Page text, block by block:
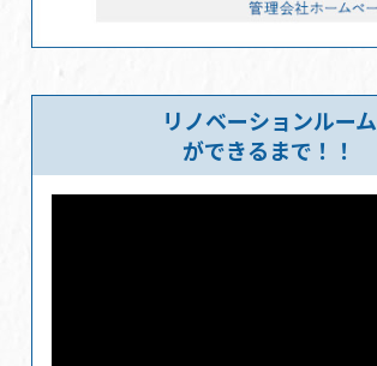
リノベーションルーム
ができるまで！！